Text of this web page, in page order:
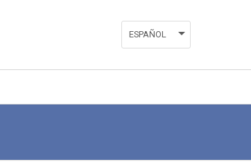
ESPAÑOL